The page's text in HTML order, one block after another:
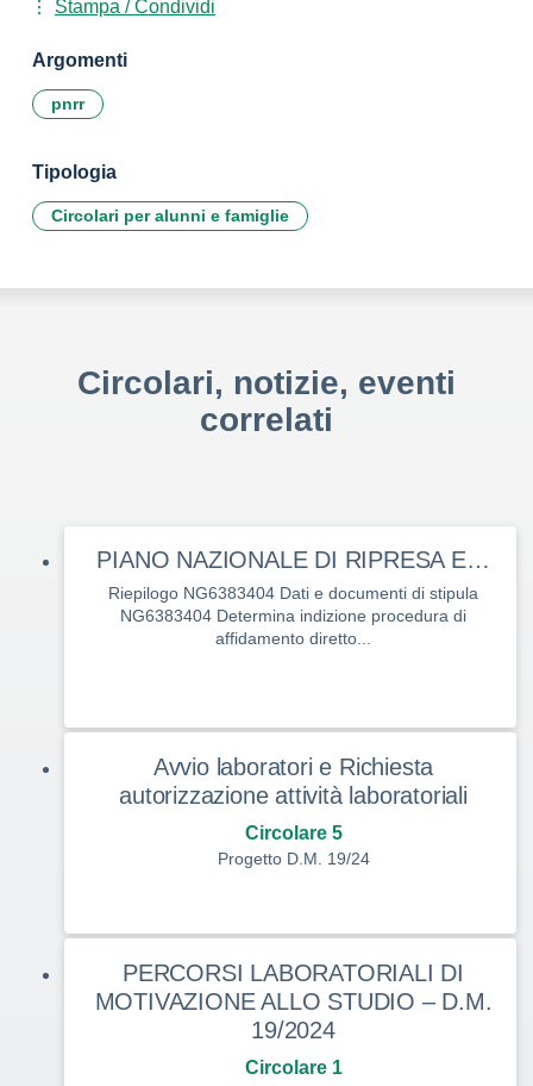
Stampa / Condividi
Argomenti
pnrr
Tipologia
Circolari per alunni e famiglie
Circolari, notizie, eventi
correlati
PIANO NAZIONALE DI RIPRESA E…
Riepilogo NG6383404 Dati e documenti di stipula
NG6383404 Determina indizione procedura di
affidamento diretto...
Avvio laboratori e Richiesta
autorizzazione attività laboratoriali
Circolare 5
Progetto D.M. 19/24
PERCORSI LABORATORIALI DI
MOTIVAZIONE ALLO STUDIO – D.M.
19/2024
Circolare 1